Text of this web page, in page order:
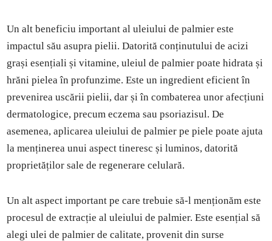
Un alt beneficiu important al uleiului de palmier este
impactul său asupra pielii. Datorită conținutului de acizi
grași esențiali și vitamine, uleiul de palmier poate hidrata și
hrăni pielea în profunzime. Este un ingredient eficient în
prevenirea uscării pielii, dar și în combaterea unor afecțiuni
dermatologice, precum eczema sau psoriazisul. De
asemenea, aplicarea uleiului de palmier pe piele poate ajuta
la menținerea unui aspect tineresc și luminos, datorită
proprietăților sale de regenerare celulară.
Un alt aspect important pe care trebuie să-l menționăm este
procesul de extracție al uleiului de palmier. Este esențial să
alegi ulei de palmier de calitate, provenit din surse